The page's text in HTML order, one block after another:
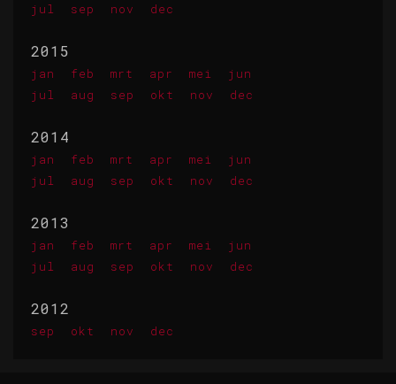
jul
sep nov dec
2015
jan feb mrt apr mei
jun
jul
aug sep okt nov dec
2014
jan feb mrt apr mei
jun
jul
aug sep okt nov dec
2013
jan feb mrt apr mei
jun
jul
aug sep okt nov dec
2012
sep okt nov dec